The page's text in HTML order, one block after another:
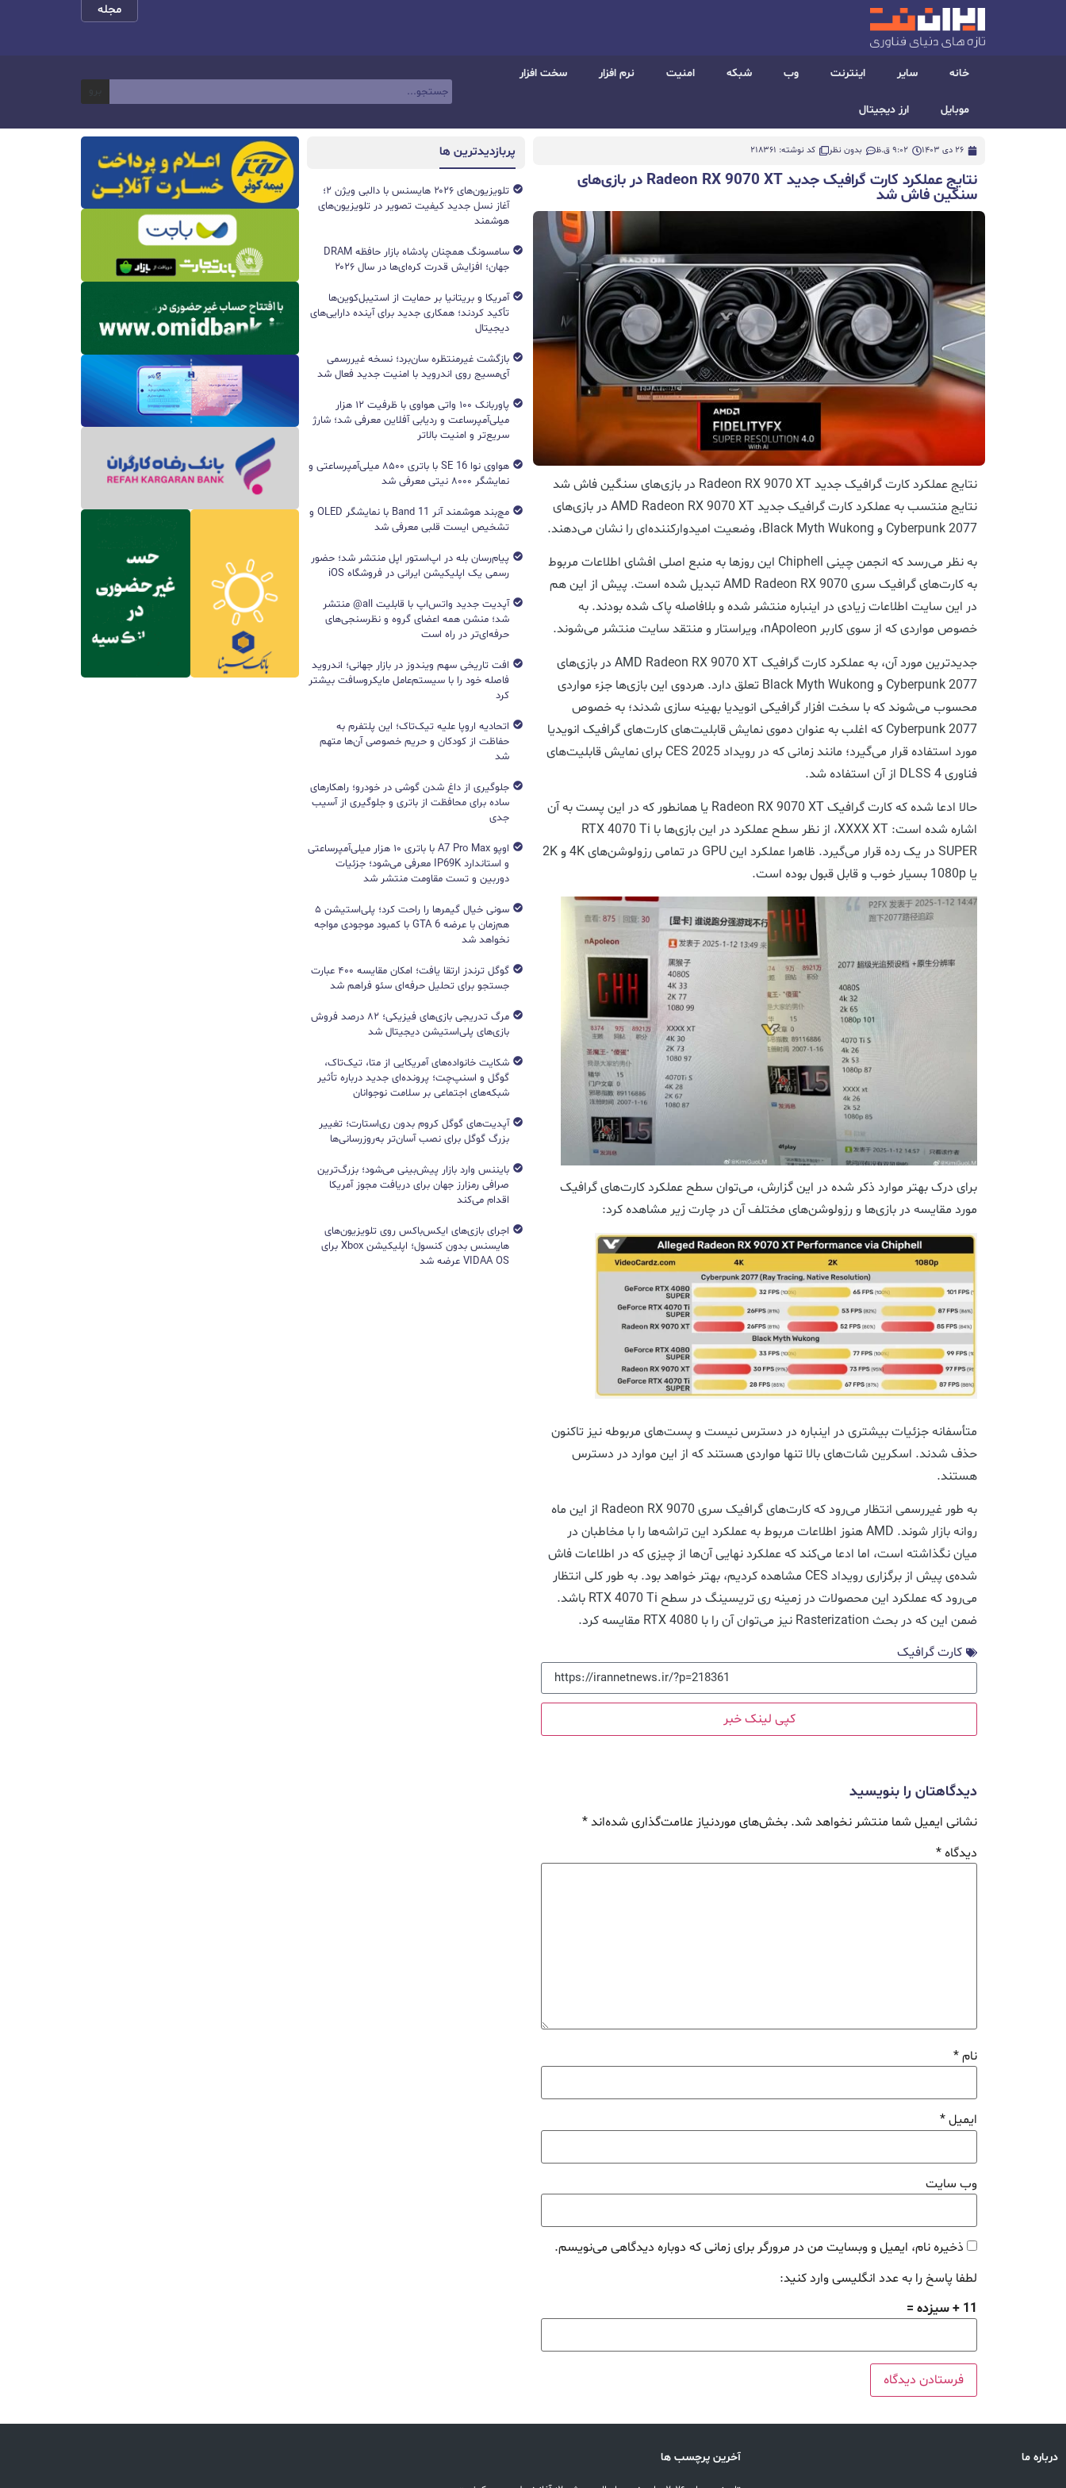
مجله
خانه سایر اینترنت وب شبکه امنیت نرم افزار سخت افزار
موبایل ارز دیجیتال
26 دی 1403 9:02 ق.ظ بدون نظر کد نوشته: 218361
نتایج عملکرد کارت گرافیک جدید Radeon RX 9070 XT در بازی‌های
سنگین فاش شد
نتایج عملکرد کارت گرافیک جدید Radeon RX 9070 XT در بازی‌های سنگین فاش شد
نتایج منتسب به عملکرد کارت گرافیک جدید AMD Radeon RX 9070 XT در بازی‌های
Cyberpunk 2077 و Black Myth Wukong، وضعیت امیدوارکننده‌ای را نشان می‌دهند.
به نظر می‌رسد که انجمن چینی Chiphell این روزها به منبع اصلی افشای اطلاعات مربوط
به کارت‌های گرافیک سری AMD Radeon RX 9070 تبدیل شده است. پیش از این هم
در این سایت اطلاعات زیادی در اینباره منتشر شده و بلافاصله پاک شده بودند. به
خصوص مواردی که از سوی کاربر nApoleon، ویراستار و منتقد سایت منتشر می‌شوند.
جدیدترین مورد آن، به عملکرد کارت گرافیک AMD Radeon RX 9070 XT در بازی‌های
Cyberpunk 2077 و Black Myth Wukong تعلق دارد. هردوی این بازی‌ها جزء مواردی
محسوب می‌شوند که با سخت افزار گرافیکی انویدیا بهینه سازی شدند؛ به خصوص
Cyberpunk 2077 که اغلب به عنوان دموی نمایش قابلیت‌های کارت‌های گرافیک انویدیا
مورد استفاده قرار می‌گیرد؛ مانند زمانی که در رویداد CES 2025 برای نمایش قابلیت‌های
فناوری DLSS 4 از آن استفاده شد.
حالا ادعا شده که کارت گرافیک Radeon RX 9070 XT یا همانطور که در این پست به آن
اشاره شده است: XXXX XT، از نظر سطح عملکرد در این بازی‌ها با RTX 4070 Ti
SUPER در یک رده قرار می‌گیرد. ظاهرا عملکرد این GPU در تمامی رزولوشن‌های 4K و 2K
یا 1080p بسیار خوب و قابل قبول بوده است.
برای درک بهتر موارد ذکر شده در این گزارش، می‌توان سطح عملکرد کارت‌های گرافیک
مورد مقایسه در بازی‌ها و رزولوشن‌های مختلف آن در چارت زیر مشاهده کرد:
متأسفانه جزئیات بیشتری در اینباره در دسترس نیست و پست‌های مربوطه نیز تاکنون
حذف شدند. اسکرین شات‌های بالا تنها مواردی هستند که از این موارد در دسترس
هستند.
به طور غیررسمی انتظار می‌رود که کارت‌های گرافیک سری Radeon RX 9070 از این ماه
روانه بازار شوند. AMD هنوز اطلاعات مربوط به عملکرد این تراشه‌ها را با مخاطبان در
میان نگذاشته است، اما ادعا می‌کند که عملکرد نهایی آن‌ها از چیزی که در اطلاعات فاش
شده‌ی پیش از برگزاری رویداد CES مشاهده کردیم، بهتر خواهد بود. به طور کلی انتظار
می‌رود که عملکرد این محصولات در زمینه ری تریسینگ در سطح RTX 4070 Ti باشد.
ضمن این که در بحث Rasterization نیز می‌توان آن را با RTX 4080 مقایسه کرد.
کارت گرافیک
کپی لینک خبر
دیدگاهتان را بنویسید
نشانی ایمیل شما منتشر نخواهد شد. بخش‌های موردنیاز علامت‌گذاری شده‌اند*
دیدگاه*
نام*
ایمیل*
وب‌ سایت
ذخیره نام، ایمیل و وبسایت من در مرورگر برای زمانی که دوباره دیدگاهی می‌نویسم.
لطفا پاسخ را به عدد انگلیسی وارد کنید:
11 + سیزده =
پربازدیدترین ها
تلویزیون‌های ۲۰۲۶ هایسنس با دالبی ویژن ۲؛
آغاز نسل جدید کیفیت تصویر در تلویزیون‌های
هوشمند
سامسونگ همچنان پادشاه بازار حافظه DRAM
جهان؛ افزایش قدرت کره‌ای‌ها در سال ۲۰۲۶
آمریکا و بریتانیا بر حمایت از استیبل‌کوین‌ها
تأکید کردند؛ همکاری جدید برای آینده دارایی‌های
دیجیتال
بازگشت غیرمنتظره سان‌برد؛ نسخه غیررسمی
آی‌مسیج روی اندروید با امنیت جدید فعال شد
پاوربانک ۱۰۰ واتی هواوی با ظرفیت ۱۲ هزار
میلی‌آمپرساعت و ردیابی آفلاین معرفی شد؛ شارژ
سریع‌تر و امنیت بالاتر
هواوی نوا 16 SE با باتری ۸۵۰۰ میلی‌آمپرساعتی و
نمایشگر ۸۰۰۰ نیتی معرفی شد
مچ‌بند هوشمند آنر Band 11 با نمایشگر OLED و
تشخیص ایست قلبی معرفی شد
پیام‌رسان بله در اپ‌استور اپل منتشر شد؛ حضور
رسمی یک اپلیکیشن ایرانی در فروشگاه iOS
آپدیت جدید واتس‌اپ با قابلیت all@ منتشر
شد؛ منشن همه اعضای گروه و نظرسنجی‌های
حرفه‌ای‌تر در راه است
افت تاریخی سهم ویندوز در بازار جهانی؛ اندروید
فاصله خود را با سیستم‌عامل مایکروسافت بیشتر
کرد
اتحادیه اروپا علیه تیک‌تاک؛ این پلتفرم به
حفاظت از کودکان و حریم خصوصی آن‌ها متهم
شد
جلوگیری از داغ شدن گوشی در خودرو؛ راهکارهای
ساده برای محافظت از باتری و جلوگیری از آسیب
جدی
اوپو A7 Pro Max با باتری ۱۰ هزار میلی‌آمپرساعتی
و استاندارد IP69K معرفی می‌شود؛ جزئیات
دوربین و تست مقاومت منتشر شد
سونی خیال گیمرها را راحت کرد؛ پلی‌استیشن ۵
هم‌زمان با عرضه GTA 6 با کمبود موجودی مواجه
نخواهد شد
گوگل ترندز ارتقا یافت؛ امکان مقایسه ۴۰۰ عبارت
جستجو برای تحلیل حرفه‌ای سئو فراهم شد
مرگ تدریجی بازی‌های فیزیکی؛ ۸۲ درصد فروش
بازی‌های پلی‌استیشن دیجیتال شد
شکایت خانواده‌های آمریکایی از متا، تیک‌تاک،
گوگل و اسنپ‌چت؛ پرونده‌ای جدید درباره تأثیر
شبکه‌های اجتماعی بر سلامت نوجوانان
آپدیت‌های گوگل کروم بدون ری‌استارت؛ تغییر
بزرگ گوگل برای نصب آسان‌تر به‌روزرسانی‌ها
بایننس وارد بازار پیش‌بینی می‌شود؛ بزرگ‌ترین
صرافی رمزارز جهان برای دریافت مجوز آمریکا
اقدام می‌کند
اجرای بازی‌های ایکس‌باکس روی تلویزیون‌های
هایسنس بدون کنسول؛ اپلیکیشن Xbox برای
VIDAA OS عرضه شد
درباره ما آخرین پرچسب ها